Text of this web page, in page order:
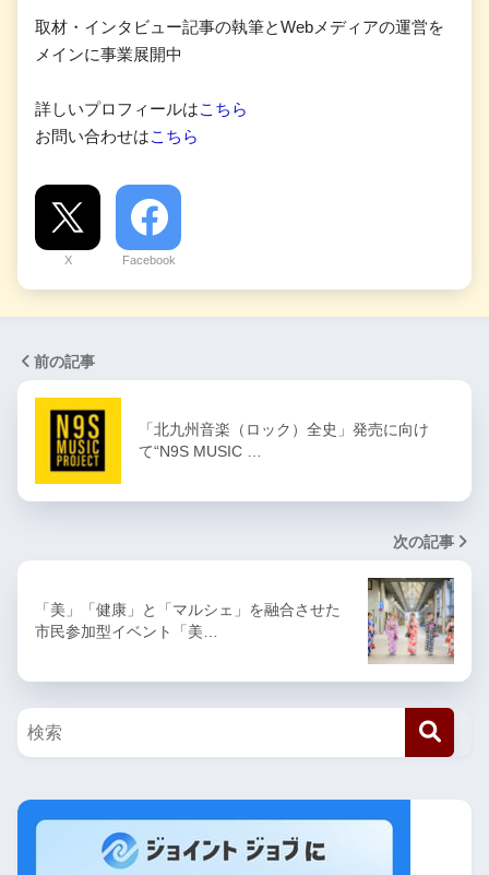
取材・インタビュー記事の執筆とWebメディアの運営を
メインに事業展開中
詳しいプロフィールはこちら
お問い合わせはこちら
X Facebook
前の記事
「北九州音楽（ロック）全史」発売に向け
て“N9S MUSIC …
次の記事
「美」「健康」と「マルシェ」を融合させた
市民参加型イベント「美…